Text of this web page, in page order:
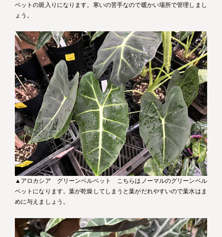
ベットの斑入りになります。寒いの苦手なので暖かい場所で管理しまし
ょう。
▲アロカシア グリーンベルベット こちらはノーマルのグリーンベル
ベットになります。葉が乾燥してしまうと葉がだれやすいので葉水はま
めに与えましょう。